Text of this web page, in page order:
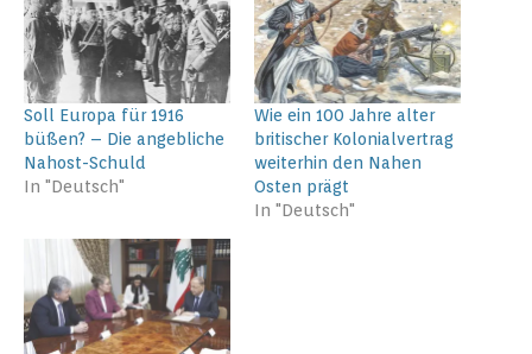
Soll Europa für 1916
büßen? – Die angebliche
Nahost-Schuld
In "Deutsch"
Wie ein 100 Jahre alter
britischer Kolonialvertrag
weiterhin den Nahen
Osten prägt
In "Deutsch"